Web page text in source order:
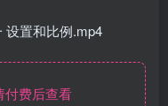
设置和比例.mp4
费后查看